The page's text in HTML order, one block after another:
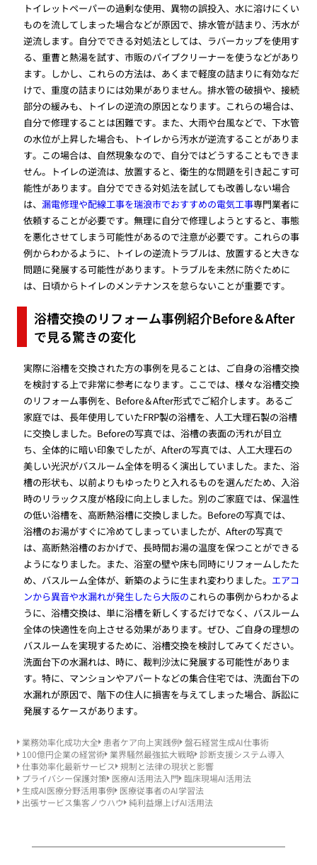
トイレットペーパーの過剰な使用、異物の誤投入、水に溶けにくい
ものを流してしまった場合などが原因で、排水管が詰まり、汚水が
逆流します。自分でできる対処法としては、ラバーカップを使用す
る、重曹と熱湯を試す、市販のパイプクリーナーを使うなどがあり
ます。しかし、これらの方法は、あくまで軽度の詰まりに有効なだ
けで、重度の詰まりには効果がありません。排水管の破損や、接続
部分の緩みも、トイレの逆流の原因となります。これらの場合は、
自分で修理することは困難です。また、大雨や台風などで、下水管
の水位が上昇した場合も、トイレから汚水が逆流することがありま
す。この場合は、自然現象なので、自分ではどうすることもできま
せん。トイレの逆流は、放置すると、衛生的な問題を引き起こす可
能性があります。自分でできる対処法を試しても改善しない場合
は、漏電修理や配線工事を瑞浪市でおすすめの電気工事専門業者に
依頼することが必要です。無理に自分で修理しようとすると、事態
を悪化させてしまう可能性があるので注意が必要です。これらの事
例からわかるように、トイレの逆流トラブルは、放置すると大きな
問題に発展する可能性があります。トラブルを未然に防ぐために
は、日頃からトイレのメンテナンスを怠らないことが重要です。
浴槽交換のリフォーム事例紹介Before＆After
で見る驚きの変化
実際に浴槽を交換された方の事例を見ることは、ご自身の浴槽交換
を検討する上で非常に参考になります。ここでは、様々な浴槽交換
のリフォーム事例を、Before＆After形式でご紹介します。あるご
家庭では、長年使用していたFRP製の浴槽を、人工大理石製の浴槽
に交換しました。Beforeの写真では、浴槽の表面の汚れが目立
ち、全体的に暗い印象でしたが、Afterの写真では、人工大理石の
美しい光沢がバスルーム全体を明るく演出していました。また、浴
槽の形状も、以前よりもゆったりと入れるものを選んだため、入浴
時のリラックス度が格段に向上しました。別のご家庭では、保温性
の低い浴槽を、高断熱浴槽に交換しました。Beforeの写真では、
浴槽のお湯がすぐに冷めてしまっていましたが、Afterの写真で
は、高断熱浴槽のおかげで、長時間お湯の温度を保つことができる
ようになりました。また、浴室の壁や床も同時にリフォームしたた
め、バスルーム全体が、新築のように生まれ変わりました。 エアコ
ンから異音や水漏れが発生したら大阪のこれらの事例からわかるよ
うに、浴槽交換は、単に浴槽を新しくするだけでなく、バスルーム
全体の快適性を向上させる効果があります。ぜひ、ご自身の理想の
バスルームを実現するために、浴槽交換を検討してみてください。
洗面台下の水漏れは、時に、裁判沙汰に発展する可能性がありま
す。特に、マンションやアパートなどの集合住宅では、洗面台下の
水漏れが原因で、階下の住人に損害を与えてしまった場合、訴訟に
発展するケースがあります。
業務効率化成功大全 患者ケア向上実践例 盤石経営生成AI仕事術
100億円企業の経営術 業界騒然最強拡大戦略 診断支援システム導入
仕事効率化最新サービス 規制と法律の現状と影響
プライバシー保護対策 医療AI活用法入門 臨床現場AI活用法
生成AI医療分野活用事例 医療従事者のAI学習法
出張サービス集客ノウハウ 純利益爆上げAI活用法